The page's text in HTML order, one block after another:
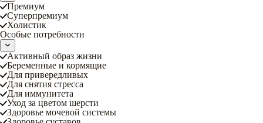
Премиум
Суперпремиум
Холистик
Особые потребности
Активный образ жизни
Беременные и кормящие
Для привередливых
Для снятия стресса
Для иммунитета
Уход за цветом шерсти
Здоровье мочевой системы